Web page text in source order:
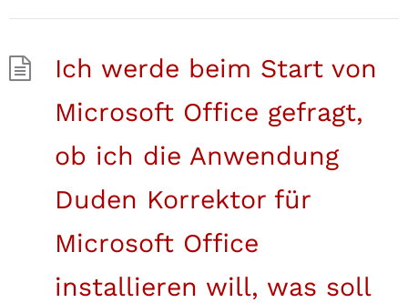
Ich werde beim Start von
Microsoft Office gefragt,
ob ich die Anwendung
Duden Korrektor für
Microsoft Office
installieren will, was soll